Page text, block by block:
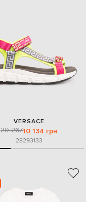
VERSACE
20 26710 134 грн
28293133